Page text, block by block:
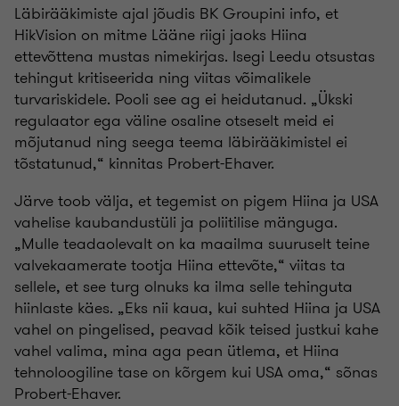
Läbirääkimiste ajal jõudis BK Groupini info, et
HikVision on mitme Lääne riigi jaoks Hiina
ettevõttena mustas nimekirjas. Isegi Leedu otsustas
tehingut kritiseerida ning viitas võimalikele
turvariskidele. Pooli see ag ei heidutanud. „Ükski
regulaator ega väline osaline otseselt meid ei
mõjutanud ning seega teema läbirääkimistel ei
tõstatunud,“ kinnitas Probert-Ehaver.
Järve toob välja, et tegemist on pigem Hiina ja USA
vahelise kaubandustüli ja poliitilise mänguga.
„Mulle teadaolevalt on ka maailma suuruselt teine
valvekaamerate tootja Hiina ettevõte,“ viitas ta
sellele, et see turg olnuks ka ilma selle tehinguta
hiinlaste käes. „Eks nii kaua, kui suhted Hiina ja USA
vahel on pingelised, peavad kõik teised justkui kahe
vahel valima, mina aga pean ütlema, et Hiina
tehnoloogiline tase on kõrgem kui USA oma,“ sõnas
Probert-Ehaver.